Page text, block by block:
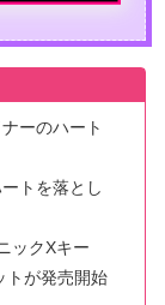
ーのハート
トを落とし
ックXキー
が発売開始